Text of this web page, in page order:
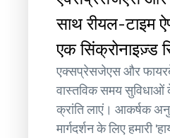
साथ रीयल-टाइम
एक सिंक्रोनाइज़्ड
एक्सप्रेसजेएस और
वास्तविक समय सुविधाओं
क्रांति लाएं। आकर्षक
मार्गदर्शन के लिए हमारी